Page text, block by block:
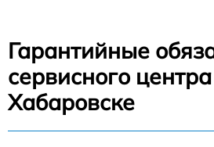
Гарантийные
сервисного
Хабаровске